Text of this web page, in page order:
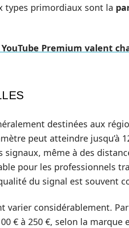
types primordiaux sont la
Premium valent
destinées aux
peut atteindre jusqu’à
même à des
pour les professionnels
du signal est souvent
varier considérablement.
€ à 250 €, selon la marque